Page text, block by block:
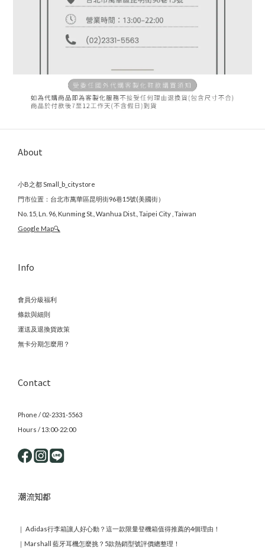
About
小B之都 Small_b_citystore
門市位置：台北市萬華區昆明街96巷15號(美國街）
No. 15, Ln. 96, Kunming St., Wanhua Dist., Taipei City , Taiwan
Google Map🔍
Info
會員分級福利
條款與細則
運送及退換貨政策
無卡分期怎麼用？
Contact
Phone / 02-2331-5563
Hours / 13:00-22:00
潮流知都
｜ Adidas行李箱讓人好心動？這一款限量登機箱值得推薦的4個理由！
｜ Marshall 藍牙耳機怎麼挑？5款熱銷型號評價總整理！